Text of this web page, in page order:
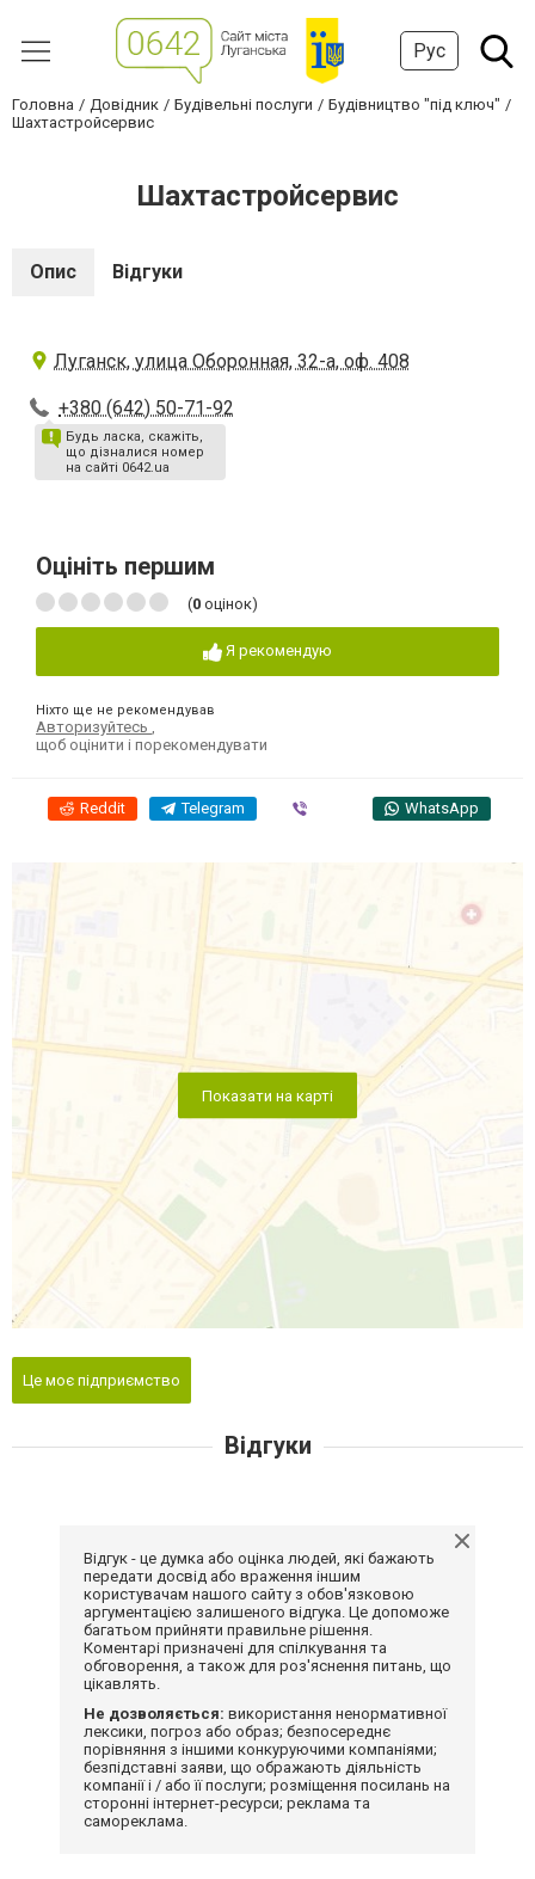
Рус
Головна Довідник Будівельні послуги
Будівництво "під ключ"
Шахтастройсервис
Шахтастройсервис
Опис Відгуки
Луганск, улица Оборонная, 32-а, оф. 408
+380 (642) 50-71-92
Будь ласка, скажіть,
що дізналися номер
на сайті 0642.ua
Оцініть першим
(0 оцінок)
Я рекомендую
Ніхто ще не рекомендував
Авторизуйтесь
щоб оцінити і порекомендувати
Reddit Telegram WhatsApp
Показати на карті
Це моє підприємство
Відгуки
Відгук - це думка або оцінка людей, які бажають
передати досвід або враження іншим
користувачам нашого сайту з обов'язковою
аргументацією залишеного відгука. Це допоможе
багатьом прийняти правильне рішення.
Коментарі призначені для спілкування та
обговорення, а також для роз'яснення питань, що
цікавлять.
Не дозволяється: використання ненормативної
лексики, погроз або образ; безпосереднє
порівняння з іншими конкуруючими компаніями;
безпідставні заяви, що ображають діяльність
компанії і / або її послуги; розміщення посилань на
сторонні інтернет-ресурси; реклама та
самореклама.